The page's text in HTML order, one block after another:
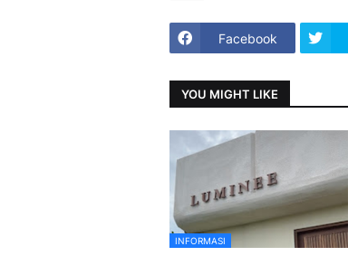
Facebook
YOU MIGHT LIKE
INFORMASI